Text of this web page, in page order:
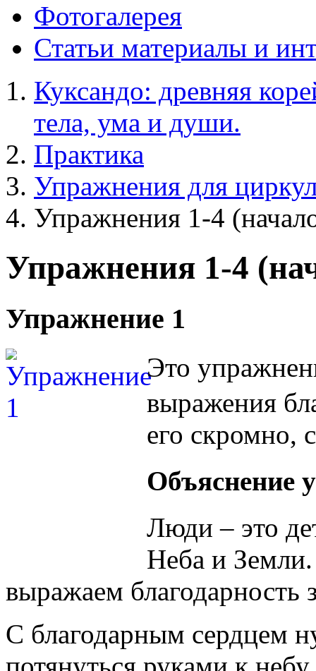
Фотогалерея
Статьи материалы и
Куксандо: древняя
тела, ума и души.
Практика
Упражнения для
Упражнения 1-4
Упражнения 1-4
Упражнение 1
Это
выражения
его скромно,
Объяснение
Люди – это
Неба и
выражаем благодарность
С благодарным сердцем